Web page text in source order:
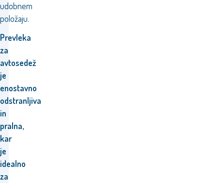
udobnem
položaju.
Prevleka
za
avtosedež
je
enostavno
odstranljiva
in
pralna,
kar
je
idealno
za